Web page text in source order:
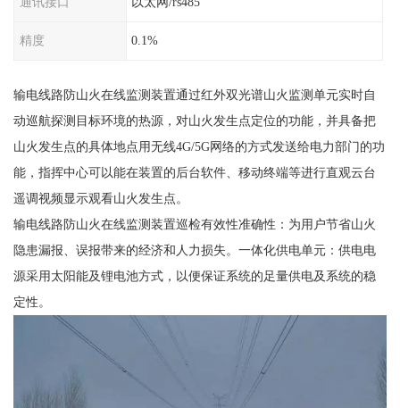
精度 0.1%
输电线路防山火在线监测装置通过红外双光谱山火监测单元实时自
动巡航探测目标环境的热源，对山火发生点定位的功能，并具备把
山火发生点的具体地点用无线4G/5G网络的方式发送给电力部门的功
能，指挥中心可以能在装置的后台软件、移动终端等进行直观云台
遥调视频显示观看山火发生点。
输电线路防山火在线监测装置巡检有效性准确性：为用户节省山火
隐患漏报、误报带来的经济和人力损失。一体化供电单元：供电电
源采用太阳能及锂电池方式，以便保证系统的足量供电及系统的稳
定性。